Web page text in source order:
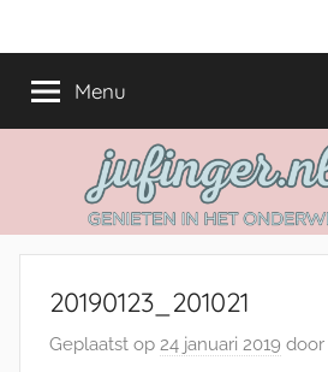
naarjufinger.nl
het
onderwijs
Menu
20190123_201021
Geplaatst op 24 januari 2019 door